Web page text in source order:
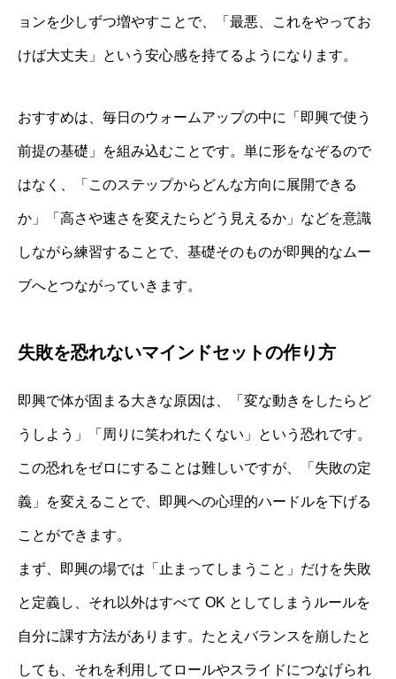
ョンを少しずつ増やすことで、「最悪、これをやってお
けば大丈夫」という安心感を持てるようになります。
おすすめは、毎日のウォームアップの中に「即興で使う
前提の基礎」を組み込むことです。単に形をなぞるので
はなく、「このステップからどんな方向に展開できる
か」「高さや速さを変えたらどう見えるか」などを意識
しながら練習することで、基礎そのものが即興的なムー
ブへとつながっていきます。
失敗を恐れないマインドセットの作り方
即興で体が固まる大きな原因は、「変な動きをしたらど
うしよう」「周りに笑われたくない」という恐れです。
この恐れをゼロにすることは難しいですが、「失敗の定
義」を変えることで、即興への心理的ハードルを下げる
ことができます。
まず、即興の場では「止まってしまうこと」だけを失敗
と定義し、それ以外はすべて OK としてしまうルールを
自分に課す方法があります。たとえバランスを崩したと
しても、それを利用してロールやスライドにつなげられ